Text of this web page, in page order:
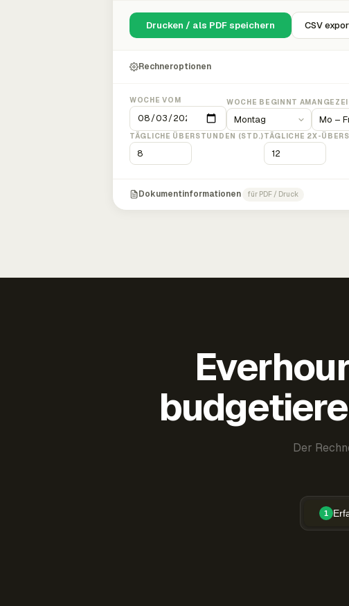
Drucken / als PDF speichern CSV
Rechneroptionen
WOCHE VOM WOCHE BEGINNT AM
TÄGLICHE ÜBERSTUNDEN (STD.)TÄGLICHE 2X-
Dokumentinformationen für PDF / Druck
Der
1